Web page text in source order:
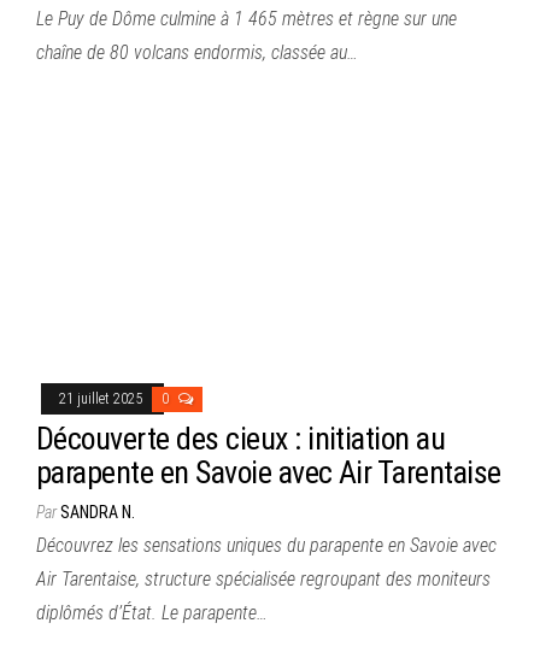
Le Puy de Dôme culmine à 1 465 mètres et règne sur une
chaîne de 80 volcans endormis, classée au…
21 juillet 2025 0
Découverte des cieux : initiation au
parapente en Savoie avec Air Tarentaise
ParSANDRA N.
Découvrez les sensations uniques du parapente en Savoie avec
Air Tarentaise, structure spécialisée regroupant des moniteurs
diplômés d’État. Le parapente…